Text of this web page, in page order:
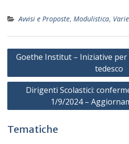
Avvisi e Proposte, Modulistica, Varie
Navigazione
Goethe Institut – Iniziative
tedesco
Dirigenti Scolastici:
1/9/2024 –
Tematiche